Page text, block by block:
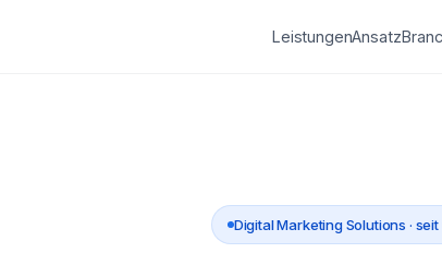
LeistungenAnsatz
Digital Marketing Solutions ·